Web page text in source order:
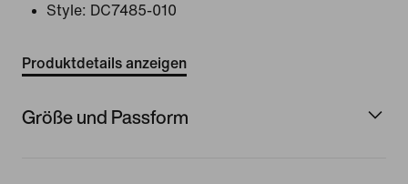
Style: DC7485-010
Produktdetails anzeigen
Größe und Passform